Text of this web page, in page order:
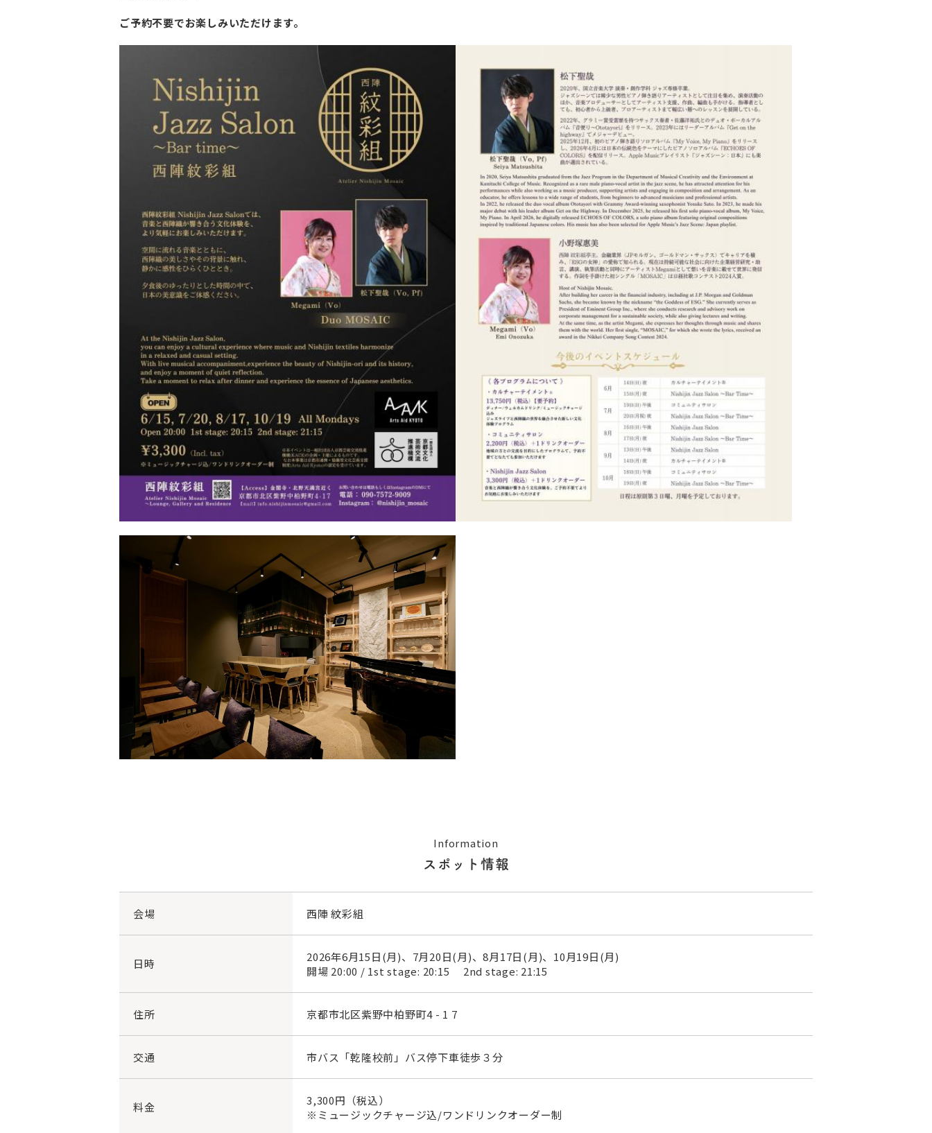
ご予約不要でお楽しみいただけます。
Information
スポット情報
会場 西陣 紋彩組
日時
2026年6月15日(月)、7月20日(月)、8月17日(月)、10月19日(月)
開場 20:00 / 1st stage: 20:15 2nd stage: 21:15
住所 京都市北区紫野中柏野町4 - 1 7
交通 市バス「乾隆校前」バス停下車徒歩３分
料金
3,300円（税込）
※ミュージックチャージ込/ワンドリンクオーダー制